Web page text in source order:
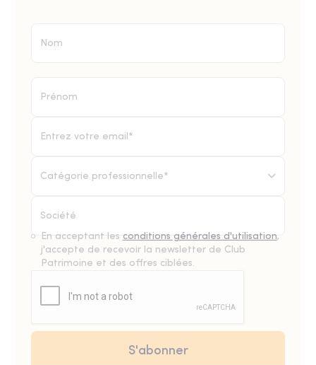
Catégorie professionnelle*
En acceptant les conditions générales d'utilisation,
j'accepte de recevoir la newsletter de Club
Patrimoine et des offres ciblées.